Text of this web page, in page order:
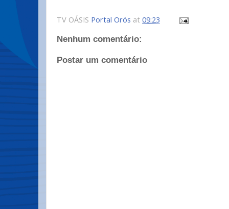
TV OÁSIS Portal Orós at 09:23
Nenhum comentário:
Postar um comentário